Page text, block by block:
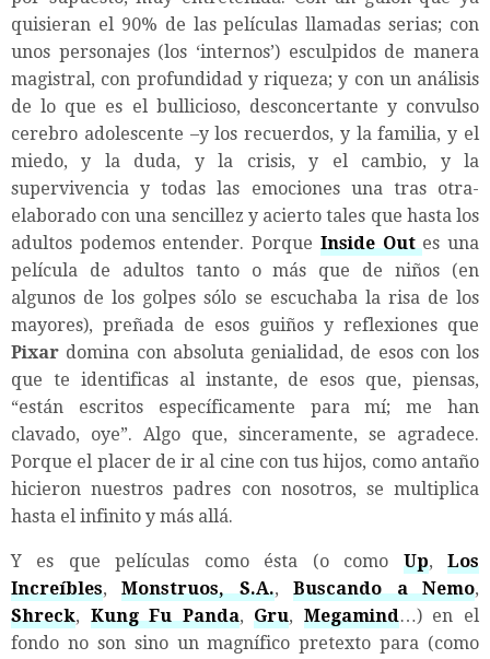
quisieran el 90% de las películas llamadas serias; con
unos personajes (los ‘internos’) esculpidos de manera
magistral, con profundidad y riqueza; y con un análisis
de lo que es el bullicioso, desconcertante y convulso
cerebro adolescente –y los recuerdos, y la familia, y el
miedo, y la duda, y la crisis, y el cambio, y la
supervivencia y todas las emociones una tras otra-
elaborado con una sencillez y acierto tales que hasta los
adultos podemos entender. Porque Inside Outes una
película de adultos tanto o más que de niños (en
algunos de los golpes sólo se escuchaba la risa de los
mayores), preñada de esos guiños y reflexiones que
Pixar domina con absoluta genialidad, de esos con los
que te identificas al instante, de esos que, piensas,
“están escritos específicamente para mí; me han
clavado, oye”. Algo que, sinceramente, se agradece.
Porque el placer de ir al cine con tus hijos, como antaño
hicieron nuestros padres con nosotros, se multiplica
hasta el infinito y más allá.
Y es que películas como ésta (o como Up,Los
Increíbles,Monstruos, S.A.,Buscando a Nemo,
Shreck, Kung Fu Panda,Gru, Megamind…) en el
fondo no son sino un magnífico pretexto para (como